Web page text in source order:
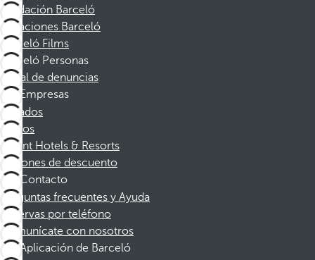
Fundación Barceló
Vacaciones Barceló
Barceló Films
Barceló Personas
Canal de denuncias
Empresas
Afiliados
Socios
Dorint Hotels & Resorts
Cupones de descuento
Contacto
Preguntas frecuentes y Ayuda
Reservas por teléfono
Comunícate con nosotros
Aplicación de Barceló